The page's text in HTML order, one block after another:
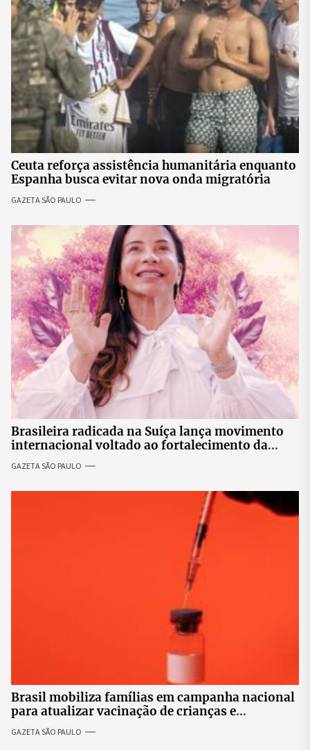
Ceuta reforça assistência humanitária enquanto
Espanha busca evitar nova onda migratória
GAZETA SÃO PAULO
Brasileira radicada na Suíça lança movimento
internacional voltado ao fortalecimento da
identidade feminina
GAZETA SÃO PAULO
Brasil mobiliza famílias em campanha nacional
para atualizar vacinação de crianças e
adolescentes
GAZETA SÃO PAULO